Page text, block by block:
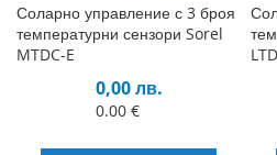
Соларно управление с 3 броя
температурни сензори Sorel
MTDC-E
0,00 лв.
0.00 €